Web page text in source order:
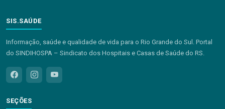
SIS.SAÚDE
Informação, saúde e qualidade de vida para o Rio Grande do Sul. Portal
do SINDIHOSPA – Sindicato dos Hospitais e Casas de Saúde do RS.
SEÇÕES